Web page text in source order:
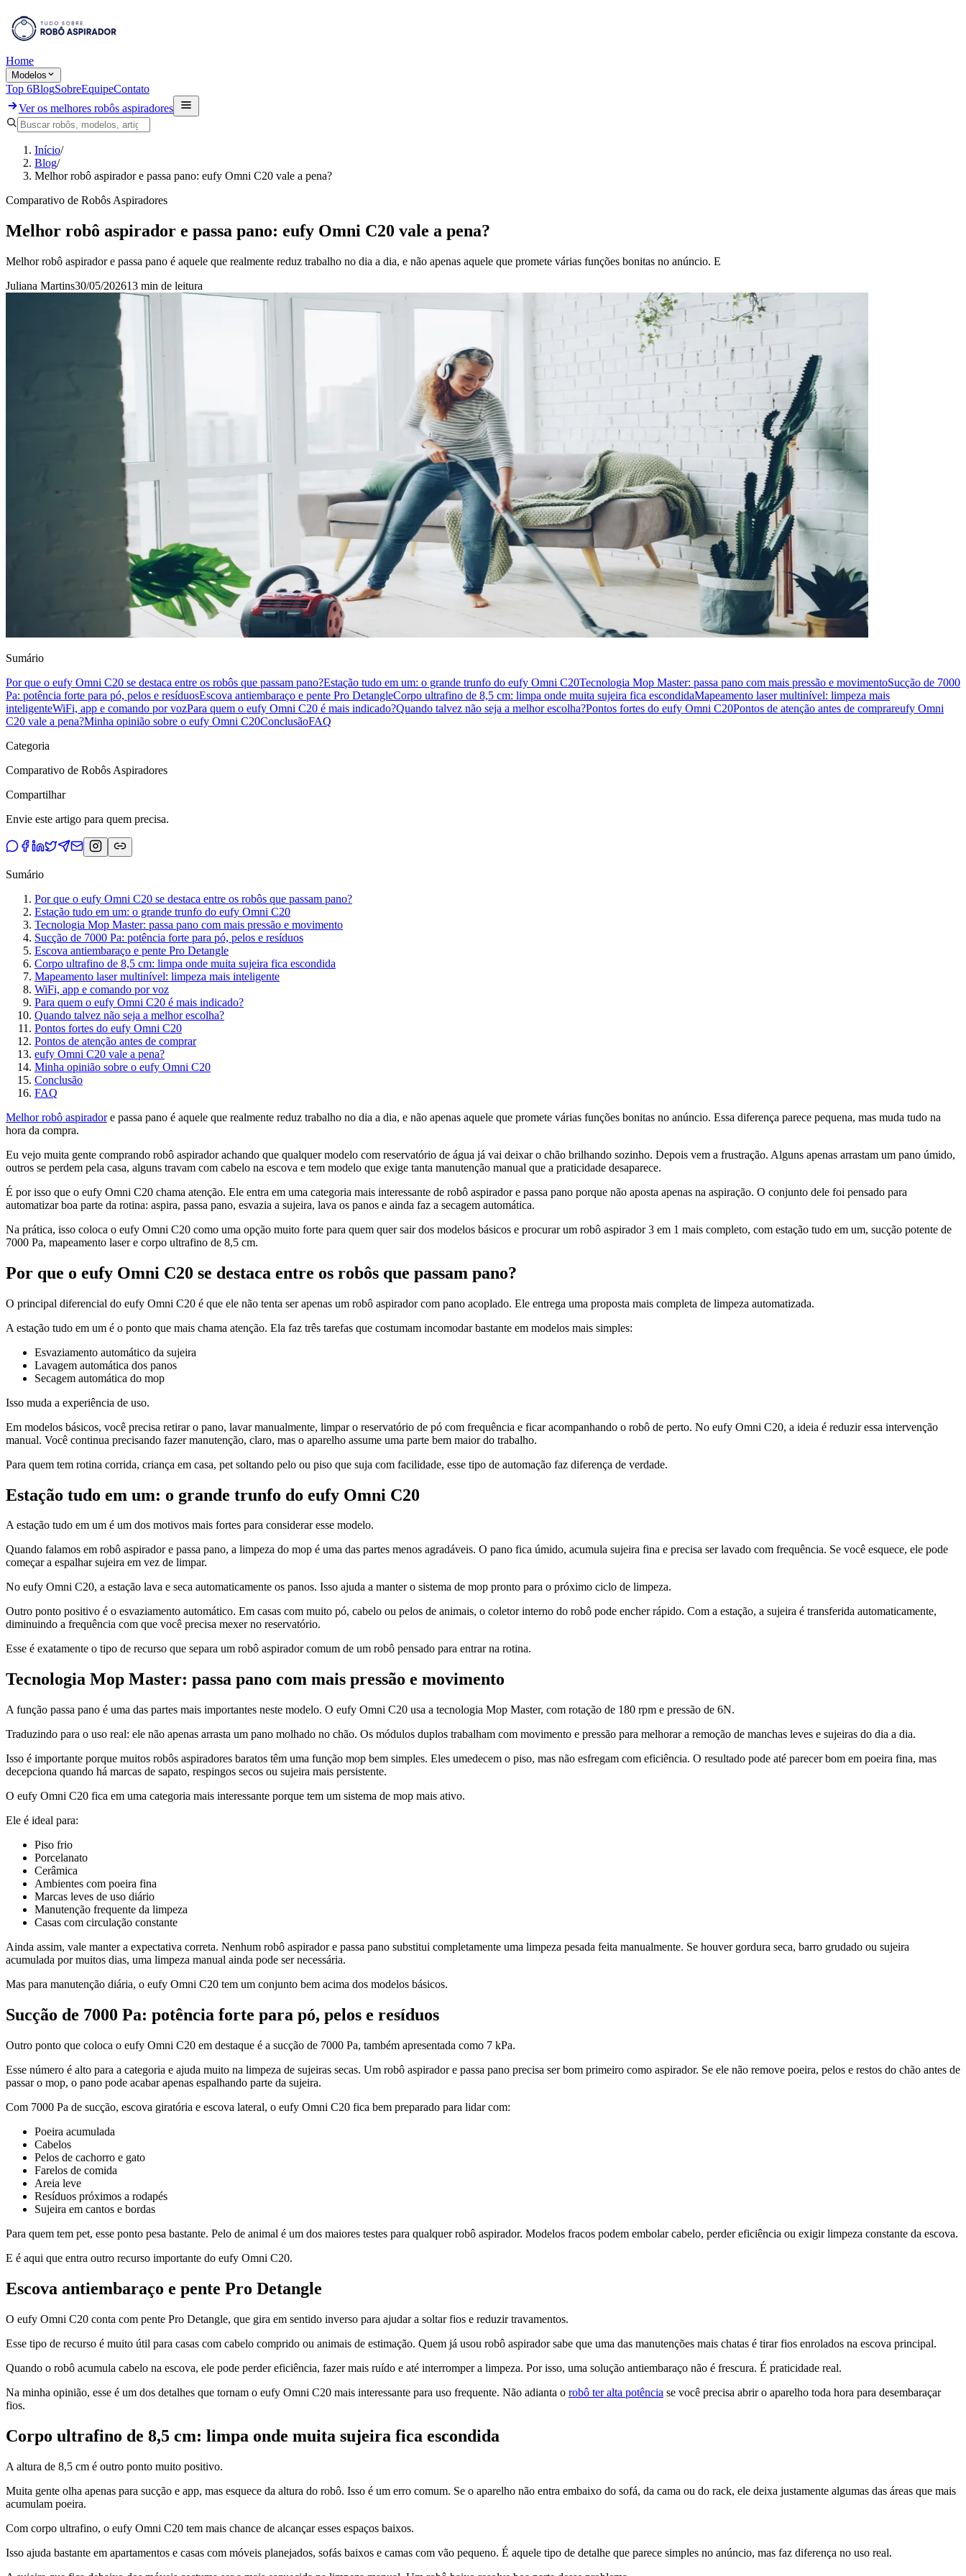
Home
Modelos
Top 6BlogSobreEquipeContato
Ver os melhores robôs aspiradores
Início/
Blog/
Melhor robô aspirador e passa pano: eufy Omni C20 vale a pena?
Comparativo de Robôs Aspiradores
Melhor robô aspirador e passa pano: eufy Omni C20 vale a pena?
Melhor robô aspirador e passa pano é aquele que realmente reduz trabalho no dia a dia, e não apenas aquele que promete várias funções bonitas no anúncio. E
Juliana Martins30/05/202613 min de leitura
Sumário
Por que o eufy Omni C20 se destaca entre os robôs que passam pano?Estação tudo em um: o grande trunfo do eufy Omni C20Tecnologia Mop Master: passa pano com mais pressão e movimentoSucção de 7000
Pa: potência forte para pó, pelos e resíduosEscova antiembaraço e pente Pro DetangleCorpo ultrafino de 8,5 cm: limpa onde muita sujeira fica escondidaMapeamento laser multinível: limpeza mais
inteligenteWiFi, app e comando por vozPara quem o eufy Omni C20 é mais indicado?Quando talvez não seja a melhor escolha?Pontos fortes do eufy Omni C20Pontos de atenção antes de comprareufy Omni
C20 vale a pena?Minha opinião sobre o eufy Omni C20ConclusãoFAQ
Categoria
Comparativo de Robôs Aspiradores
Compartilhar
Envie este artigo para quem precisa.
Sumário
Por que o eufy Omni C20 se destaca entre os robôs que passam pano?
Estação tudo em um: o grande trunfo do eufy Omni C20
Tecnologia Mop Master: passa pano com mais pressão e movimento
Sucção de 7000 Pa: potência forte para pó, pelos e resíduos
Escova antiembaraço e pente Pro Detangle
Corpo ultrafino de 8,5 cm: limpa onde muita sujeira fica escondida
Mapeamento laser multinível: limpeza mais inteligente
WiFi, app e comando por voz
Para quem o eufy Omni C20 é mais indicado?
Quando talvez não seja a melhor escolha?
Pontos fortes do eufy Omni C20
Pontos de atenção antes de comprar
eufy Omni C20 vale a pena?
Minha opinião sobre o eufy Omni C20
Conclusão
FAQ
Melhor robô aspiradore passa pano é aquele que realmente reduz trabalho no dia a dia, e não apenas aquele que promete várias funções bonitas no anúncio. Essa diferença parece pequena, mas muda tudo na
hora da compra.
Eu vejo muita gente comprando robô aspirador achando que qualquer modelo com reservatório de água já vai deixar o chão brilhando sozinho. Depois vem a frustração. Alguns apenas arrastam um pano úmido,
outros se perdem pela casa, alguns travam com cabelo na escova e tem modelo que exige tanta manutenção manual que a praticidade desaparece.
É por isso que o eufy Omni C20 chama atenção. Ele entra em uma categoria mais interessante de robô aspirador e passa pano porque não aposta apenas na aspiração. O conjunto dele foi pensado para
automatizar boa parte da rotina: aspira, passa pano, esvazia a sujeira, lava os panos e ainda faz a secagem automática.
Na prática, isso coloca o eufy Omni C20 como uma opção muito forte para quem quer sair dos modelos básicos e procurar um robô aspirador 3 em 1 mais completo, com estação tudo em um, sucção potente de
7000 Pa, mapeamento laser e corpo ultrafino de 8,5 cm.
Por que o eufy Omni C20 se destaca entre os robôs que passam pano?
O principal diferencial do eufy Omni C20 é que ele não tenta ser apenas um robô aspirador com pano acoplado. Ele entrega uma proposta mais completa de limpeza automatizada.
A estação tudo em um é o ponto que mais chama atenção. Ela faz três tarefas que costumam incomodar bastante em modelos mais simples:
Esvaziamento automático da sujeira
Lavagem automática dos panos
Secagem automática do mop
Isso muda a experiência de uso.
Em modelos básicos, você precisa retirar o pano, lavar manualmente, limpar o reservatório de pó com frequência e ficar acompanhando o robô de perto. No eufy Omni C20, a ideia é reduzir essa intervenção
manual. Você continua precisando fazer manutenção, claro, mas o aparelho assume uma parte bem maior do trabalho.
Para quem tem rotina corrida, criança em casa, pet soltando pelo ou piso que suja com facilidade, esse tipo de automação faz diferença de verdade.
Estação tudo em um: o grande trunfo do eufy Omni C20
A estação tudo em um é um dos motivos mais fortes para considerar esse modelo.
Quando falamos em robô aspirador e passa pano, a limpeza do mop é uma das partes menos agradáveis. O pano fica úmido, acumula sujeira fina e precisa ser lavado com frequência. Se você esquece, ele pode
começar a espalhar sujeira em vez de limpar.
No eufy Omni C20, a estação lava e seca automaticamente os panos. Isso ajuda a manter o sistema de mop pronto para o próximo ciclo de limpeza.
Outro ponto positivo é o esvaziamento automático. Em casas com muito pó, cabelo ou pelos de animais, o coletor interno do robô pode encher rápido. Com a estação, a sujeira é transferida automaticamente,
diminuindo a frequência com que você precisa mexer no reservatório.
Esse é exatamente o tipo de recurso que separa um robô aspirador comum de um robô pensado para entrar na rotina.
Tecnologia Mop Master: passa pano com mais pressão e movimento
A função passa pano é uma das partes mais importantes neste modelo. O eufy Omni C20 usa a tecnologia Mop Master, com rotação de 180 rpm e pressão de 6N.
Traduzindo para o uso real: ele não apenas arrasta um pano molhado no chão. Os módulos duplos trabalham com movimento e pressão para melhorar a remoção de manchas leves e sujeiras do dia a dia.
Isso é importante porque muitos robôs aspiradores baratos têm uma função mop bem simples. Eles umedecem o piso, mas não esfregam com eficiência. O resultado pode até parecer bom em poeira fina, mas
decepciona quando há marcas de sapato, respingos secos ou sujeira mais persistente.
O eufy Omni C20 fica em uma categoria mais interessante porque tem um sistema de mop mais ativo.
Ele é ideal para:
Piso frio
Porcelanato
Cerâmica
Ambientes com poeira fina
Marcas leves de uso diário
Manutenção frequente da limpeza
Casas com circulação constante
Ainda assim, vale manter a expectativa correta. Nenhum robô aspirador e passa pano substitui completamente uma limpeza pesada feita manualmente. Se houver gordura seca, barro grudado ou sujeira
acumulada por muitos dias, uma limpeza manual ainda pode ser necessária.
Mas para manutenção diária, o eufy Omni C20 tem um conjunto bem acima dos modelos básicos.
Sucção de 7000 Pa: potência forte para pó, pelos e resíduos
Outro ponto que coloca o eufy Omni C20 em destaque é a sucção de 7000 Pa, também apresentada como 7 kPa.
Esse número é alto para a categoria e ajuda muito na limpeza de sujeiras secas. Um robô aspirador e passa pano precisa ser bom primeiro como aspirador. Se ele não remove poeira, pelos e restos do chão antes de
passar o mop, o pano pode acabar apenas espalhando parte da sujeira.
Com 7000 Pa de sucção, escova giratória e escova lateral, o eufy Omni C20 fica bem preparado para lidar com:
Poeira acumulada
Cabelos
Pelos de cachorro e gato
Farelos de comida
Areia leve
Resíduos próximos a rodapés
Sujeira em cantos e bordas
Para quem tem pet, esse ponto pesa bastante. Pelo de animal é um dos maiores testes para qualquer robô aspirador. Modelos fracos podem embolar cabelo, perder eficiência ou exigir limpeza constante da escova.
E é aqui que entra outro recurso importante do eufy Omni C20.
Escova antiembaraço e pente Pro Detangle
O eufy Omni C20 conta com pente Pro Detangle, que gira em sentido inverso para ajudar a soltar fios e reduzir travamentos.
Esse tipo de recurso é muito útil para casas com cabelo comprido ou animais de estimação. Quem já usou robô aspirador sabe que uma das manutenções mais chatas é tirar fios enrolados na escova principal.
Quando o robô acumula cabelo na escova, ele pode perder eficiência, fazer mais ruído e até interromper a limpeza. Por isso, uma solução antiembaraço não é frescura. É praticidade real.
Na minha opinião, esse é um dos detalhes que tornam o eufy Omni C20 mais interessante para uso frequente. Não adianta o robô ter alta potência se você precisa abrir o aparelho toda hora para desembaraçar
fios.
Corpo ultrafino de 8,5 cm: limpa onde muita sujeira fica escondida
A altura de 8,5 cm é outro ponto muito positivo.
Muita gente olha apenas para sucção e app, mas esquece da altura do robô. Isso é um erro comum. Se o aparelho não entra embaixo do sofá, da cama ou do rack, ele deixa justamente algumas das áreas que mais
acumulam poeira.
Com corpo ultrafino, o eufy Omni C20 tem mais chance de alcançar esses espaços baixos.
Isso ajuda bastante em apartamentos e casas com móveis planejados, sofás baixos e camas com vão pequeno. É aquele tipo de detalhe que parece simples no anúncio, mas faz diferença no uso real.